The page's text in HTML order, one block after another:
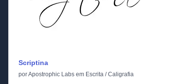
Scriptina
porApostrophic Labs em Escrita /Caligrafia